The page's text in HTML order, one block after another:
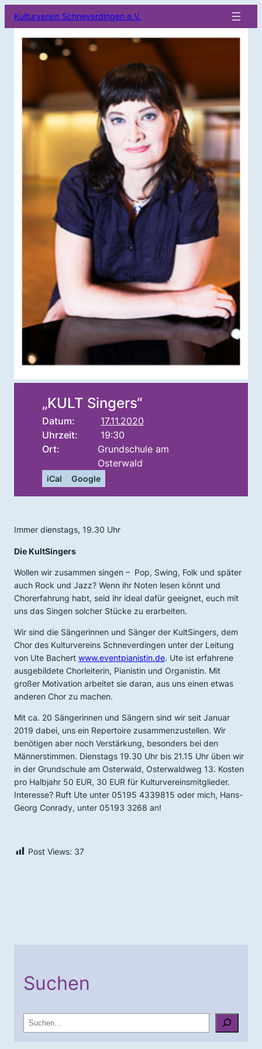
Kulturverein Schneverdingen e.V.
„KULT Singers“
Datum:
17.11.2020
Uhrzeit:
19:30
Ort:
Grundschule am
Osterwald
iCal Google
Immer dienstags, 19.30 Uhr
Die KultSingers
Wollen wir zusammen singen – Pop, Swing, Folk und später
auch Rock und Jazz? Wenn ihr Noten lesen könnt und
Chorerfahrung habt, seid ihr ideal dafür geeignet, euch mit
uns das Singen solcher Stücke zu erarbeiten.
Wir sind die Sängerinnen und Sänger der KultSingers, dem
Chor des Kulturvereins Schneverdingen unter der Leitung
von Ute Bachert www.eventpianistin.de. Ute ist erfahrene
ausgebildete Chorleiterin, Pianistin und Organistin. Mit
großer Motivation arbeitet sie daran, aus uns einen etwas
anderen Chor zu machen.
Mit ca. 20 Sängerinnen und Sängern sind wir seit Januar
2019 dabei, uns ein Repertoire zusammenzustellen. Wir
benötigen aber noch Verstärkung, besonders bei den
Männerstimmen. Dienstags 19.30 Uhr bis 21.15 Uhr üben wir
in der Grundschule am Osterwald, Osterwaldweg 13. Kosten
pro Halbjahr 50 EUR, 30 EUR für Kulturvereinsmitglieder.
Interesse? Ruft Ute unter 05195 4339815 oder mich, Hans-
Georg Conrady, unter 05193 3268 an!
Post Views: 37
Suchen
u